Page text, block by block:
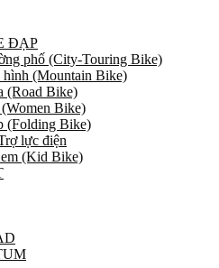
ĐẠP
phố (City-Touring Bike)
hình (Mountain Bike)
(Road Bike)
Bike)
(Folding Bike)
lực điện
(Kid Bike)